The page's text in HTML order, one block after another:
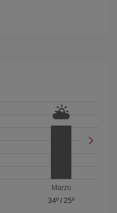
Marzo
34º /25º